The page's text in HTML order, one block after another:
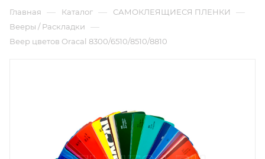
Главная — Каталог — САМОКЛЕЯЩИЕСЯ ПЛЕНКИ —
Вееры / Раскладки —
Веер цветов Oracal 8300/6510/8510/8810